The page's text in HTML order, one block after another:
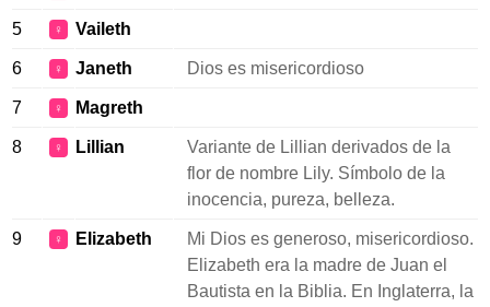
5 ♀ Vaileth
6 ♀ Janeth Dios es misericordioso
7 ♀ Magreth
8 ♀ Lillian
Variante de Lillian derivados de la
flor de nombre Lily. Símbolo de la
inocencia, pureza, belleza.
9 ♀ Elizabeth
Mi Dios es generoso, misericordioso.
Elizabeth era la madre de Juan el
Bautista en la Biblia. En Inglaterra, la